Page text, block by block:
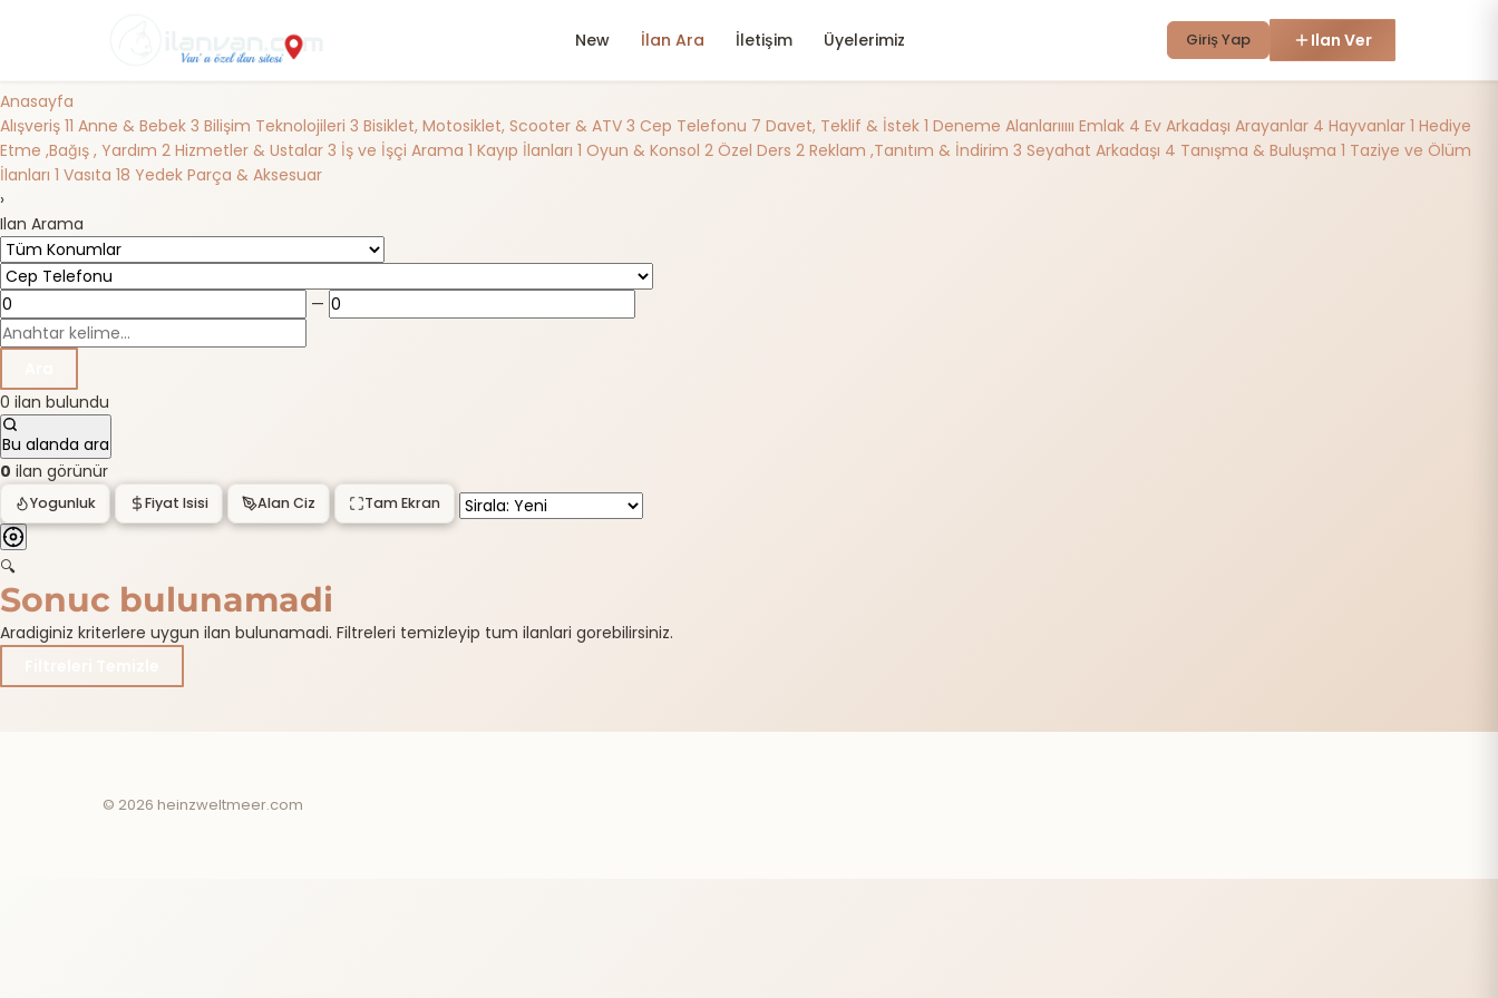
New İlan Ara İletişim Üyelerimiz Giriş Yap Ilan Ver
Anasayfa
Alışveriş 11 Anne & Bebek 3 Bilişim Teknolojileri 3 Bisiklet, Motosiklet, Scooter & ATV 3 Cep Telefonu 7 Davet, Teklif & İstek 1 Deneme Alanlarııııı Emlak 4 Ev Arkadaşı Arayanlar 4 Hayvanlar 1 Hediye
Etme ,Bağış , Yardım 2 Hizmetler & Ustalar 3 İş ve İşçi Arama 1 Kayıp İlanları 1 Oyun & Konsol 2 Özel Ders 2 Reklam ,Tanıtım & İndirim 3 Seyahat Arkadaşı 4 Tanışma & Buluşma 1 Taziye ve Ölüm
İlanları 1 Vasıta 18 Yedek Parça & Aksesuar
›
Ilan Arama
—
0 ilan bulundu
Bu alanda ara
0 ilan görünür
Yogunluk Fiyat Isisi Alan Ciz Tam Ekran
🔍
Sonuc bulunamadi
Aradiginiz kriterlere uygun ilan bulunamadi. Filtreleri temizleyip tum ilanlari gorebilirsiniz.
© 2026 heinzweltmeer.com